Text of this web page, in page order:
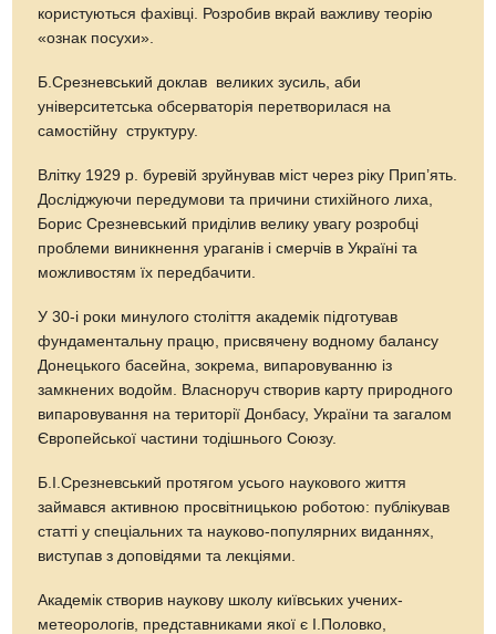
користуються фахівці. Розробив вкрай важливу теорію
«ознак посухи».
Б.Срезневський доклав великих зусиль, аби
університетська обсерваторія перетворилася на
самостійну структуру.
Влітку 1929 р. буревій зруйнував міст через ріку Прип’ять.
Досліджуючи передумови та причини стихійного лиха,
Борис Срезневський приділив велику увагу розробці
проблеми виникнення ураганів і смерчів в Україні та
можливостям їх передбачити.
У 30-і роки минулого століття академік підготував
фундаментальну працю, присвячену водному балансу
Донецького басейна, зокрема, випаровуванню із
замкнених водойм. Власноруч створив карту природного
випаровування на території Донбасу, України та загалом
Європейської частини тодішнього Союзу.
Б.І.Срезневський протягом усього наукового життя
займався активною просвітницькою роботою: публікував
статті у спеціальних та науково-популярних виданнях,
виступав з доповідями та лекціями.
Академік створив наукову школу київських учених-
метеорологів, представниками якої є І.Половко,